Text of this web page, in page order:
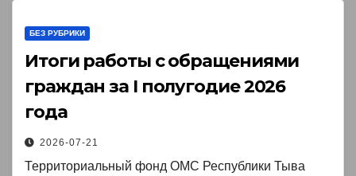
БЕЗ РУБРИКИ
Итоги работы с обращениями
граждан за I полугодие 2026
года
2026-07-21
Территориальный фонд ОМС Республики Тыва